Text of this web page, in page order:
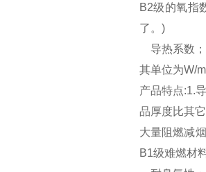
B2级的氧指
了。)
导热系数；
其单位为W/
产品特点:1.
品厚度比其
大量阻燃减
B1级难燃材